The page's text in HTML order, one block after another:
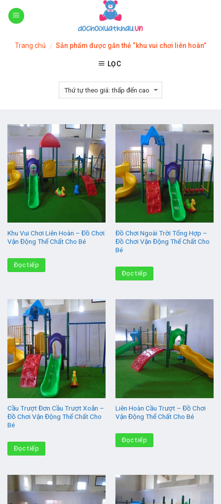
Skip
Trang chủ / Sản phẩm được gắn thẻ “khu vui chơi liên hoàn”
LỌC
Khu Vui Chơi Liên Hoàn – Đồ Chơi
Vận Động Thể Chất Cho Bé
Đọc tiếp
Đồ Chơi Ngoài Trời Tổng Hợp –
Đồ Chơi Vận Động Thể Chất Cho
Bé
Đọc tiếp
Cầu Trượt Đơn Cầu Trượt Xoắn –
Đồ Chơi Vận Động Thể Chất Cho
Bé
Đọc tiếp
Liên Hoàn Cầu Trượt – Đồ Chơi
Vận Động Thể Chất Cho Bé
Đọc tiếp